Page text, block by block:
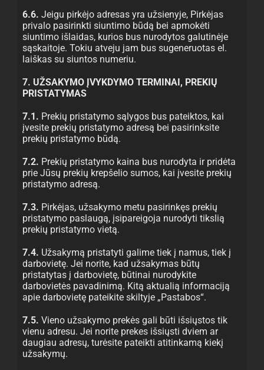
6.6. Jeigu pirkėjo adresas yra užsienyje, Pirkėjas
privalo pasirinkti siuntimo būdą bei apmokėti
siuntimo išlaidas, kurios bus nurodytos galutinėje
sąskaitoje. Tokiu atveju jam bus sugeneruotas el.
laiškas su siuntos numeriu.
7. UŽSAKYMO ĮVYKDYMO TERMINAI, PREKIŲ
PRISTATYMAS
7.1. Prekių pristatymo sąlygos bus pateiktos, kai
įvesite prekių pristatymo adresą bei pasirinksite
prekių pristatymo būdą.
7.2. Prekių pristatymo kaina bus nurodyta ir pridėta
prie Jūsų prekių krepšelio sumos, kai įvesite prekių
pristatymo adresą.
7.3. Pirkėjas, užsakymo metu pasirinkęs prekių
pristatymo paslaugą, įsipareigoja nurodyti tikslią
prekių pristatymo vietą.
7.4. Užsakymą pristatyti galime tiek į namus, tiek į
darbovietę. Jei norite, kad užsakymas būtų
pristatytas į darbovietę, būtinai nurodykite
darbovietės pavadinimą. Kitą aktualią informaciją
apie darbovietę pateikite skiltyje „Pastabos“.
7.5. Vieno užsakymo prekės gali būti išsiųstos tik
vienu adresu. Jei norite prekes išsiųsti dviem ar
daugiau adresų, turėsite pateikti atitinkamą kiekį
užsakymų.